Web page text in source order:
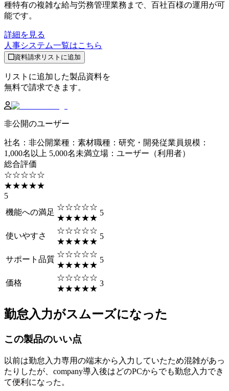
種特有の複雑な給与労務管理業務まで、百社百様の運用が可
能です。
詳細を見る
人事システム一覧はこちら
資料請求リストに追加
リストに追加した製品資料を
無料で請求できます。
非公開のユーザー
社名 ： 非公開業種 ： 素材職種 ： 研究・開発従業員規模 ：
1,000名以上 5,000名未満立場 ： ユーザー（利用者）
総合評価
☆☆☆☆☆
★★★★★
5
機能への満足
☆☆☆☆☆
★★★★★
5
使いやすさ
☆☆☆☆☆
★★★★★
5
サポート品質
☆☆☆☆☆
★★★★★
5
価格
☆☆☆☆☆
★★★★★
3
勤怠入力がスムーズになった
この製品のいい点
以前は勤怠入力専用の端末から入力していたため混雑があっ
たりしたが、company導入後はどのPCからでも勤怠入力でき
て便利になった。